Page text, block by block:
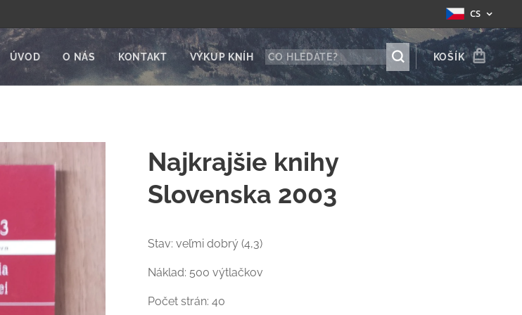
CS
ÚVOD O NÁS KONTAKT VÝKUP KNÍH KOŠÍK
Najkrajšie knihy
Slovenska 2003
Stav: veľmi dobrý (4,3)
Náklad: 500 výtlačkov
Počet strán: 40